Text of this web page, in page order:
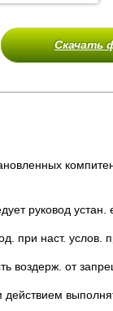
Скачать
руковод
при наст. услов.
воздерж. от